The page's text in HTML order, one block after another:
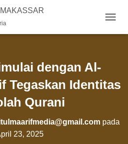
O
A
A
dengan Al-
Tegaskan Identitas
Qurani
pada
23, 2025